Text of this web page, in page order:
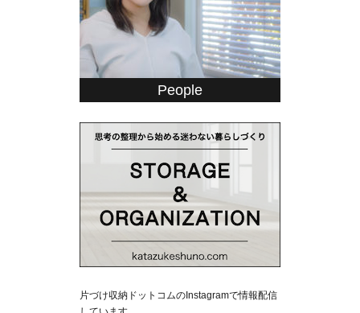
People
片づけ収納ドットコムのInstagramで情報配信